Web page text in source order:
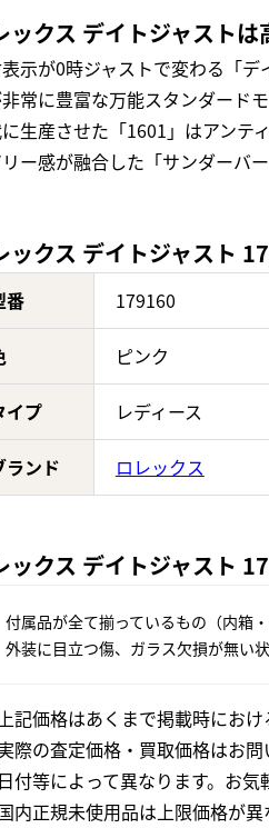
ックス デイトジャスト
示が0時ジャストで変わる「
常に豊富な万能スタンダード
生産させた「1601」はアンテ
ー感が融合した「サンダーバ
ックス デイトジャスト
番 179160
ピンク
イプ レディース
ランド ロレックス
ックス デイトジャスト
付属品が全て揃っているもの（内箱
外装に目立つ傷、ガラス欠損が無い
上記価格はあくまで掲載時にお
際の査定価格・買取価格はお
日付等によって異なります。お気
内正規未使用品は上限価格が異